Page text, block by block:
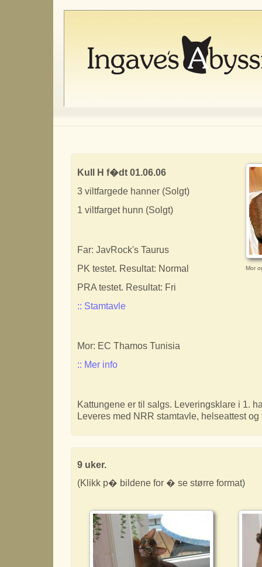
Mor
Kull H f�dt 01.06.06
3 viltfargede hanner (Solgt)
1 viltfarget hunn (Solgt)
Far: JavRock's Taurus
PK testet. Resultat: Normal
PRA testet. Resultat: Fri
:: Stamtavle
Mor: EC Thamos Tunisia
:: Mer info
Kattungene er til salgs. Leveringsklare i 1.
Leveres med NRR stamtavle, helseattest
9 uker.
(Klikk p� bildene for � se større format)